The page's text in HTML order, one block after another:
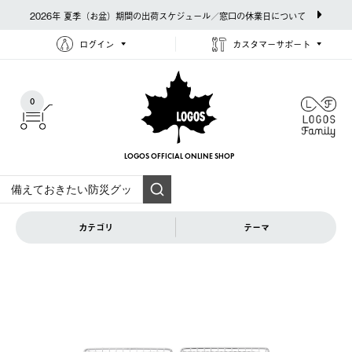
2026年 夏季（お盆）期間の出荷スケジュール／窓口の休業日について
ログイン カスタマーサポート
0
LOGOS OFFICIAL ONLINE SHOP
カテゴリ テーマ